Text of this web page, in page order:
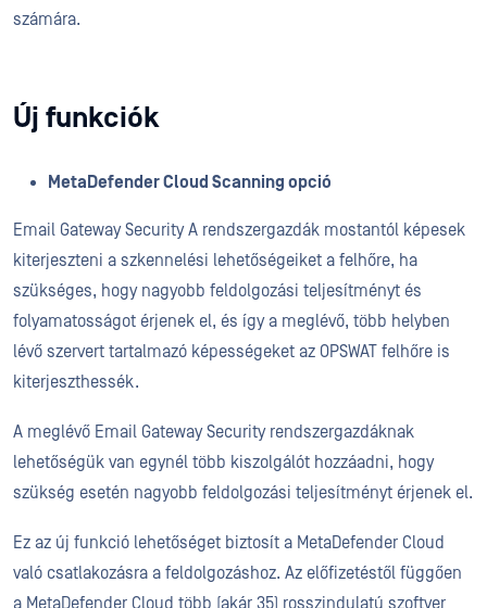
számára.
Új funkciók
MetaDefender Cloud Scanning opció
Email Gateway Security A rendszergazdák mostantól képesek
kiterjeszteni a szkennelési lehetőségeiket a felhőre, ha
szükséges, hogy nagyobb feldolgozási teljesítményt és
folyamatosságot érjenek el, és így a meglévő, több helyben
lévő szervert tartalmazó képességeket az OPSWAT felhőre is
kiterjeszthessék.
A meglévő Email Gateway Security rendszergazdáknak
lehetőségük van egynél több kiszolgálót hozzáadni, hogy
szükség esetén nagyobb feldolgozási teljesítményt érjenek el.
Ez az új funkció lehetőséget biztosít a MetaDefender Cloud
való csatlakozásra a feldolgozáshoz. Az előfizetéstől függően
a MetaDefender Cloud több (akár 35) rosszindulatú szoftver